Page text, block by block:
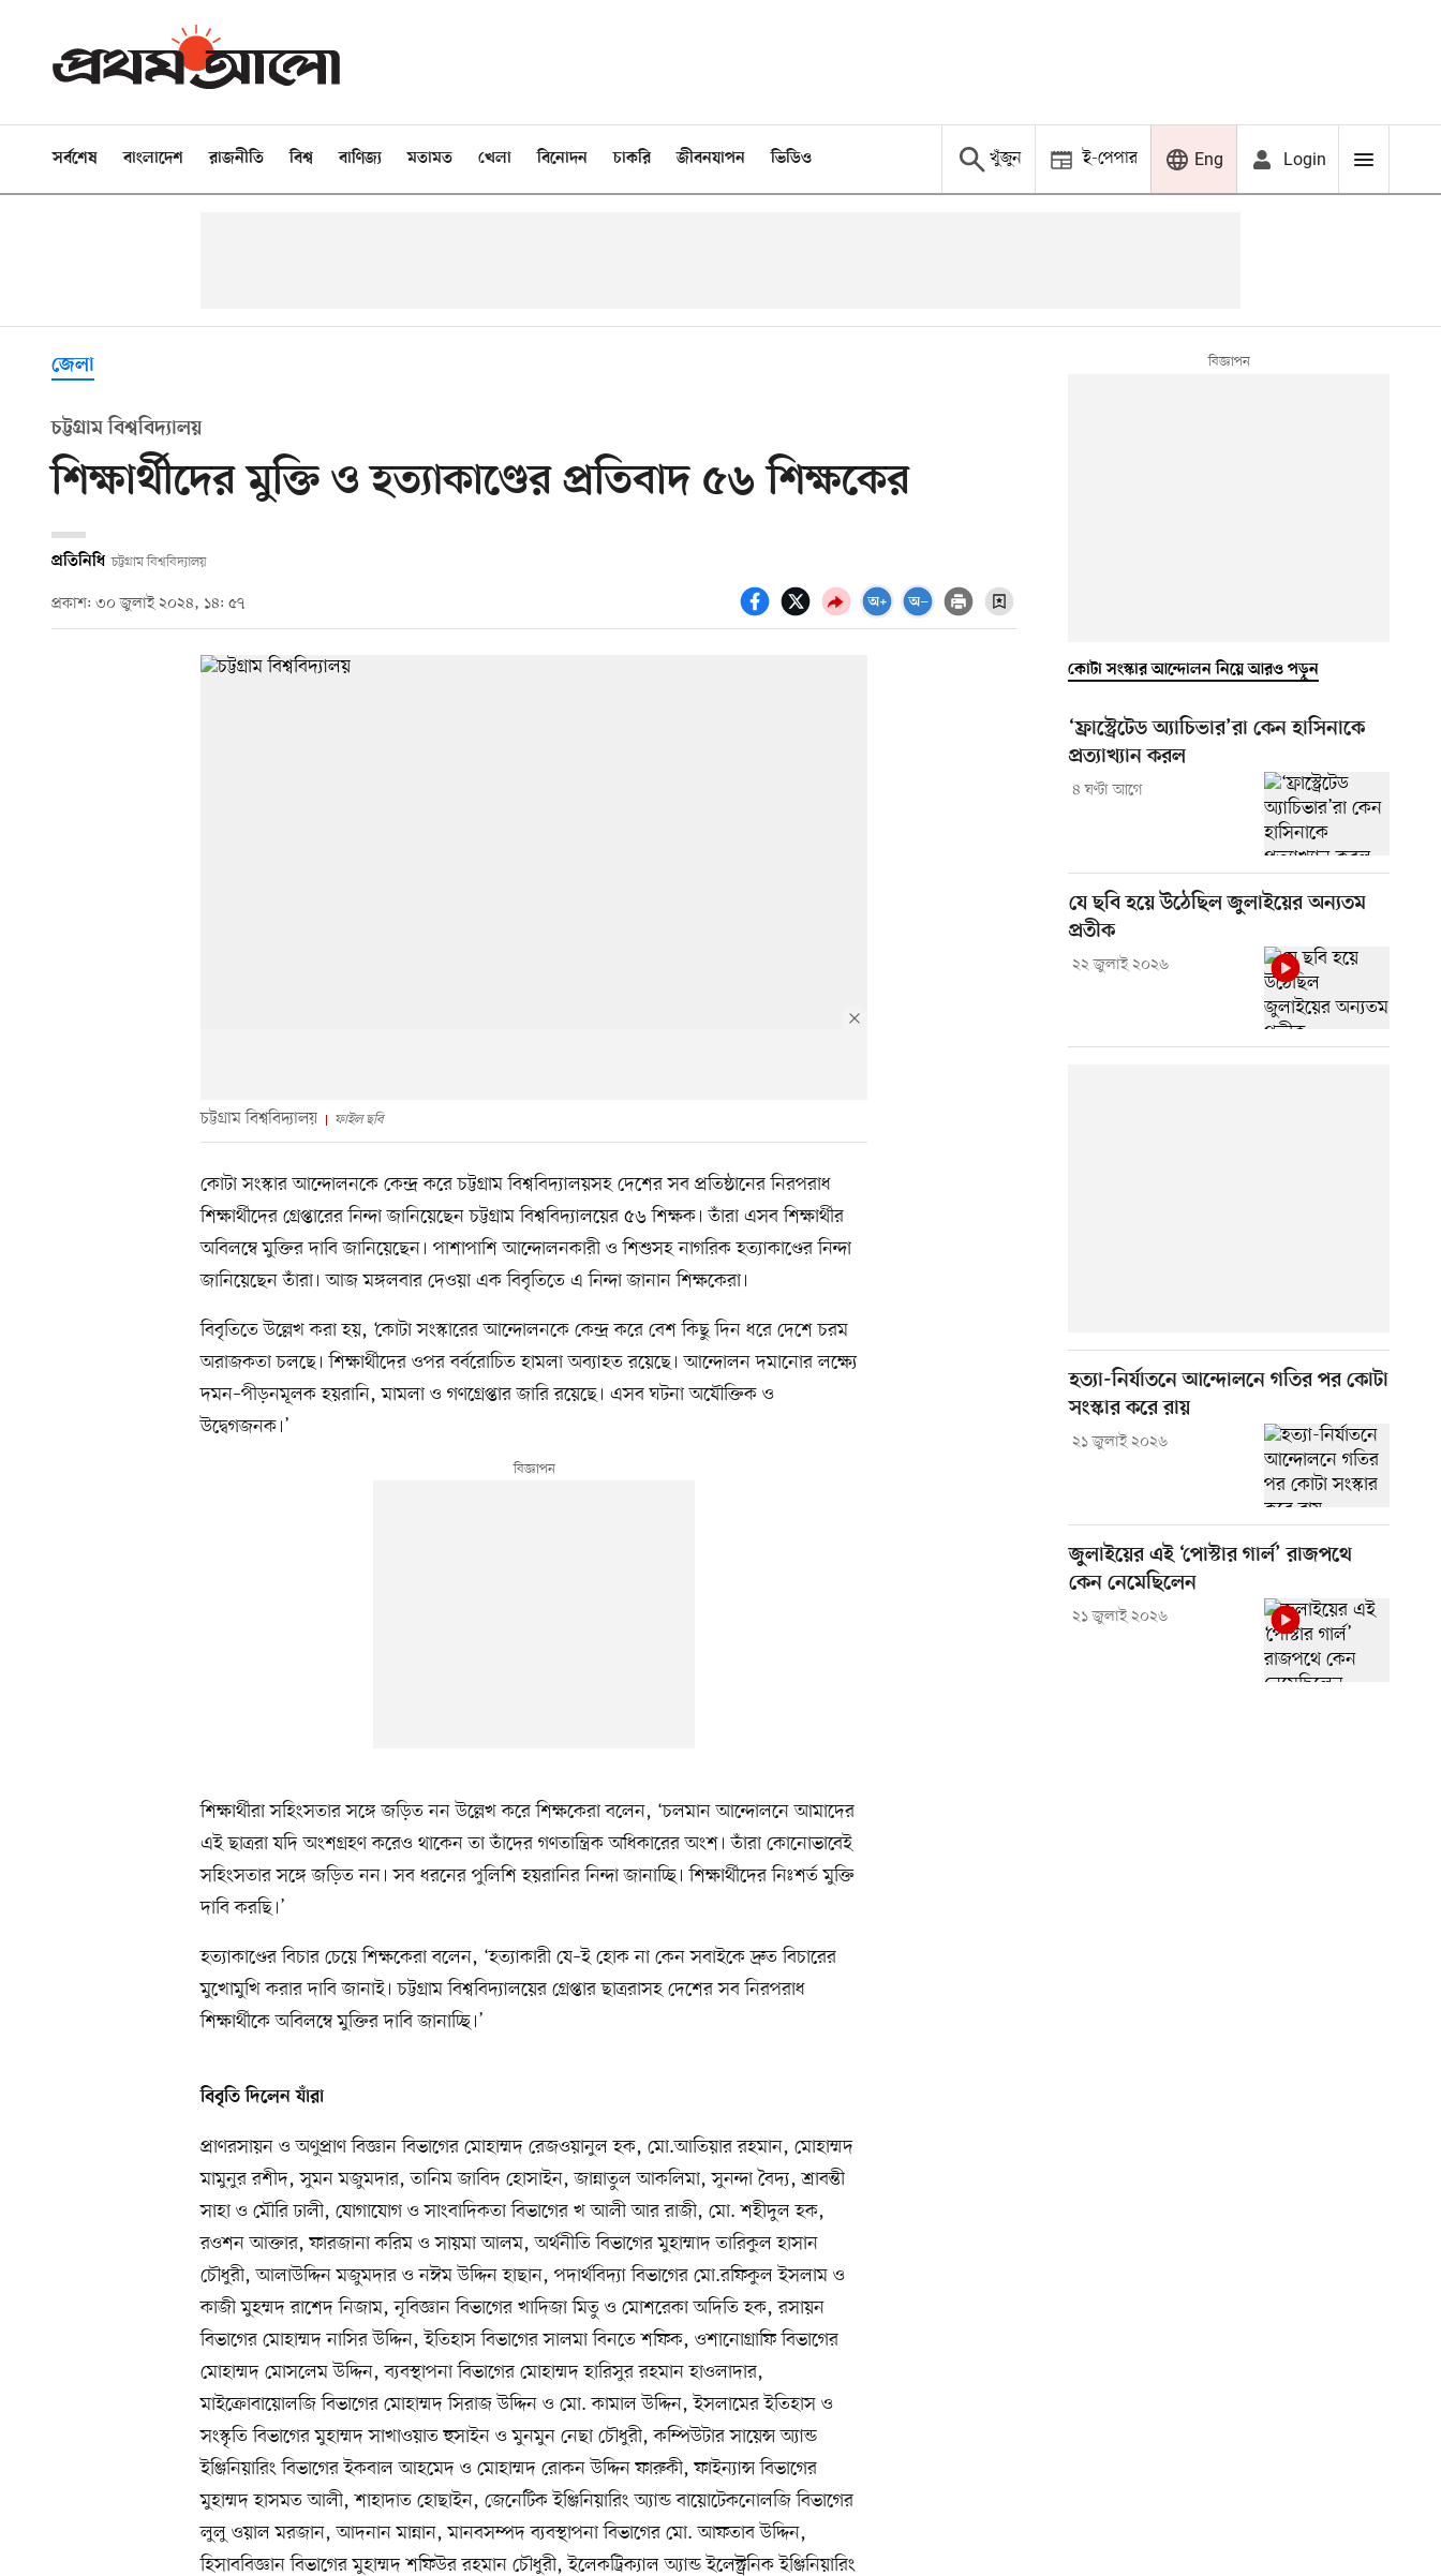
সর্বশেষ বাংলাদেশ রাজনীতি বিশ্ব বাণিজ্য মতামত খেলা বিনোদন চাকরি জীবনযাপন ভিডিও খুঁজুন ই-পেপার Eng Login
জেলা
চট্টগ্রাম বিশ্ববিদ্যালয়
শিক্ষার্থীদের মুক্তি ও হত্যাকাণ্ডের প্রতিবাদ ৫৬ শিক্ষকের
প্রতিনিধি চট্টগ্রাম বিশ্ববিদ্যালয়
প্রকাশ: ৩০ জুলাই ২০২৪, ১৪: ৫৭
চট্টগ্রাম বিশ্ববিদ্যালয় ফাইল ছবি
কোটা সংস্কার আন্দোলনকে কেন্দ্র করে চট্টগ্রাম বিশ্ববিদ্যালয়সহ দেশের সব প্রতিষ্ঠানের নিরপরাধ
শিক্ষার্থীদের গ্রেপ্তারের নিন্দা জানিয়েছেন চট্টগ্রাম বিশ্ববিদ্যালয়ের ৫৬ শিক্ষক। তাঁরা এসব শিক্ষার্থীর
অবিলম্বে মুক্তির দাবি জানিয়েছেন। পাশাপাশি আন্দোলনকারী ও শিশুসহ নাগরিক হত্যাকাণ্ডের নিন্দা
জানিয়েছেন তাঁরা। আজ মঙ্গলবার দেওয়া এক বিবৃতিতে এ নিন্দা জানান শিক্ষকেরা।
বিবৃতিতে উল্লেখ করা হয়, ‘কোটা সংস্কারের আন্দোলনকে কেন্দ্র করে বেশ কিছু দিন ধরে দেশে চরম
অরাজকতা চলছে। শিক্ষার্থীদের ওপর বর্বরোচিত হামলা অব্যাহত রয়েছে। আন্দোলন দমানোর লক্ষ্যে
দমন–পীড়নমূলক হয়রানি, মামলা ও গণগ্রেপ্তার জারি রয়েছে। এসব ঘটনা অযৌক্তিক ও
উদ্বেগজনক।’
শিক্ষার্থীরা সহিংসতার সঙ্গে জড়িত নন উল্লেখ করে শিক্ষকেরা বলেন, ‘চলমান আন্দোলনে আমাদের
এই ছাত্ররা যদি অংশগ্রহণ করেও থাকেন তা তাঁদের গণতান্ত্রিক অধিকারের অংশ। তাঁরা কোনোভাবেই
সহিংসতার সঙ্গে জড়িত নন। সব ধরনের পুলিশি হয়রানির নিন্দা জানাচ্ছি। শিক্ষার্থীদের নিঃশর্ত মুক্তি
দাবি করছি।’
হত্যাকাণ্ডের বিচার চেয়ে শিক্ষকেরা বলেন, ‘হত্যাকারী যে–ই হোক না কেন সবাইকে দ্রুত বিচারের
মুখোমুখি করার দাবি জানাই। চট্টগ্রাম বিশ্ববিদ্যালয়ের গ্রেপ্তার ছাত্ররাসহ দেশের সব নিরপরাধ
শিক্ষার্থীকে অবিলম্বে মুক্তির দাবি জানাচ্ছি।’
বিবৃতি দিলেন যাঁরা
প্রাণরসায়ন ও অণুপ্রাণ বিজ্ঞান বিভাগের মোহাম্মদ রেজওয়ানুল হক, মো.আতিয়ার রহমান, মোহাম্মদ
মামুনুর রশীদ, সুমন মজুমদার, তানিম জাবিদ হোসাইন, জান্নাতুল আকলিমা, সুনন্দা বৈদ্য, শ্রাবন্তী
সাহা ও মৌরি ঢালী, যোগাযোগ ও সাংবাদিকতা বিভাগের খ আলী আর রাজী, মো. শহীদুল হক,
রওশন আক্তার, ফারজানা করিম ও সায়মা আলম, অর্থনীতি বিভাগের মুহাম্মাদ তারিকুল হাসান
চৌধুরী, আলাউদ্দিন মজুমদার ও নঈম উদ্দিন হাছান, পদার্থবিদ্যা বিভাগের মো.রফিকুল ইসলাম ও
কাজী মুহম্মদ রাশেদ নিজাম, নৃবিজ্ঞান বিভাগের খাদিজা মিতু ও মোশরেকা অদিতি হক, রসায়ন
বিভাগের মোহাম্মদ নাসির উদ্দিন, ইতিহাস বিভাগের সালমা বিনতে শফিক, ওশানোগ্রাফি বিভাগের
মোহাম্মদ মোসলেম উদ্দিন, ব্যবস্থাপনা বিভাগের মোহাম্মদ হারিসুর রহমান হাওলাদার,
মাইক্রোবায়োলজি বিভাগের মোহাম্মদ সিরাজ উদ্দিন ও মো. কামাল উদ্দিন, ইসলামের ইতিহাস ও
সংস্কৃতি বিভাগের মুহাম্মদ সাখাওয়াত হুসাইন ও মুনমুন নেছা চৌধুরী, কম্পিউটার সায়েন্স অ্যান্ড
ইঞ্জিনিয়ারিং বিভাগের ইকবাল আহমেদ ও মোহাম্মদ রোকন উদ্দিন ফারুকী, ফাইন্যান্স বিভাগের
মুহাম্মদ হাসমত আলী, শাহাদাত হোছাইন, জেনেটিক ইঞ্জিনিয়ারিং অ্যান্ড বায়োটেকনোলজি বিভাগের
লুলু ওয়াল মরজান, আদনান মান্নান, মানবসম্পদ ব্যবস্থাপনা বিভাগের মো. আফতাব উদ্দিন,
হিসাববিজ্ঞান বিভাগের মুহাম্মদ শফিউর রহমান চৌধুরী, ইলেকট্রিক্যাল অ্যান্ড ইলেক্ট্রনিক ইঞ্জিনিয়ারিং
কোটা সংস্কার আন্দোলন নিয়ে আরও পড়ুন
‘ফ্রাস্ট্রেটেড অ্যাচিভার’রা কেন হাসিনাকে
প্রত্যাখ্যান করল
৪ ঘণ্টা আগে
যে ছবি হয়ে উঠেছিল জুলাইয়ের অন্যতম
প্রতীক
২২ জুলাই ২০২৬
হত্যা-নির্যাতনে আন্দোলনে গতির পর কোটা
সংস্কার করে রায়
২১ জুলাই ২০২৬
জুলাইয়ের এই ‘পোস্টার গার্ল’ রাজপথে
কেন নেমেছিলেন
২১ জুলাই ২০২৬